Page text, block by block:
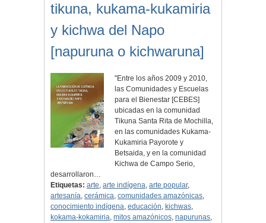
tikuna, kukama-kukamiria
y kichwa del Napo
[napuruna o kichwaruna]
"Entre los años 2009 y 2010,
las Comunidades y Escuelas
para el Bienestar [CEBES]
ubicadas en la comunidad
Tikuna Santa Rita de Mochilla,
en las comunidades Kukama-
Kukamiria Payorote y
Betsaida, y en la comunidad
Kichwa de Campo Serio,
desarrollaron…
Etiquetas: arte, arte indígena, arte popular,
artesanía, cerámica, comunidades amazónicas,
conocimiento indígena, educación, kichwas,
kokama-kokamiria, mitos amazónicos, napurunas,